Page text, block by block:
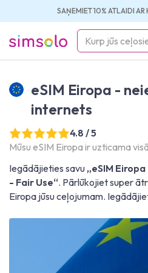
SAŅEMIET 10% ATLAIDI AR
simsolo
eSIM Eiropa -
internets
4.8 / 5
Mūsu eSIM Eiropa ir uzticama
Iegādājieties savu „eSIM
- Fair Use“. Pārlūkojiet super
Eiropa jūsu ceļojumam.